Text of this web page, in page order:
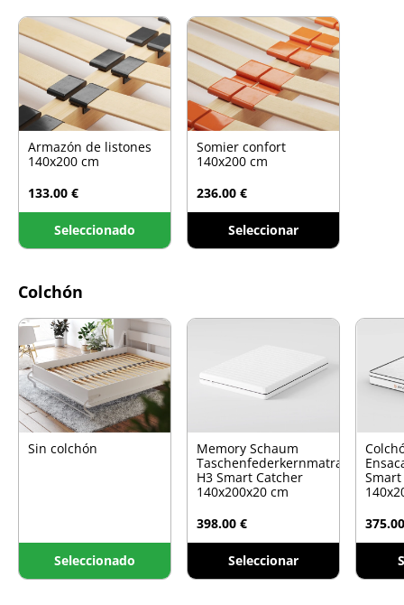
Armazón de listones
140x200 cm
133.00 €
Seleccionado
Somier confort
140x200 cm
236.00 €
Seleccionar
Colchón
Sin colchón
Seleccionado
Memory Schaum
Taschenfederkernmatratze
H3 Smart Catcher
140x200x20 cm
398.00 €
Seleccionar